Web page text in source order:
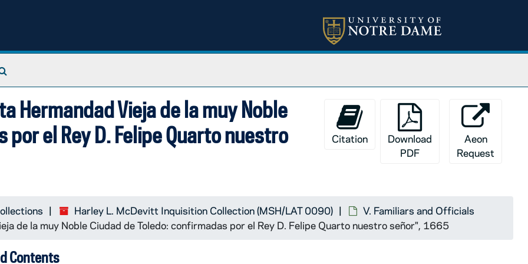
Hermandad Vieja de la muy Noble
el Rey D. Felipe Quarto nuestro
Citation
Download
PDF
Aeon
Request
Harley L. McDevitt Inquisition Collection (MSH/LAT 0090)
V. Familiars and Officials
de la muy Noble Ciudad de Toledo: confirmadas por el Rey D. Felipe Quarto nuestro señor", 1665
Contents